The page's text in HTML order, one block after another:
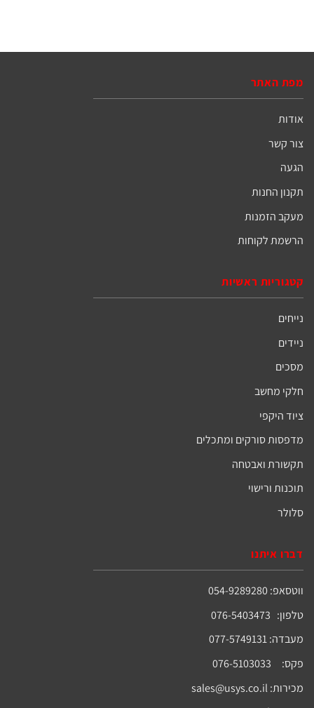
מפת האתר
אודות
צור קשר
הגעה
תקנון החנות
מעקב הזמנות
הרשמת לקוחות
קטגוריות ראשיות
נייחים
ניידים
מסכים
חלקי מחשב
ציוד היקפי
מדפסות סורקים ומתכלים
תקשורת ואבטחה
תוכנות ורישוי
סלולר
דברו איתנו
ווטסאפ: 054-9289280
טלפון: 076-5403473
מעבדה: 077-5749131
פקס: 076-5103033
מכירות:sales@usys.co.il